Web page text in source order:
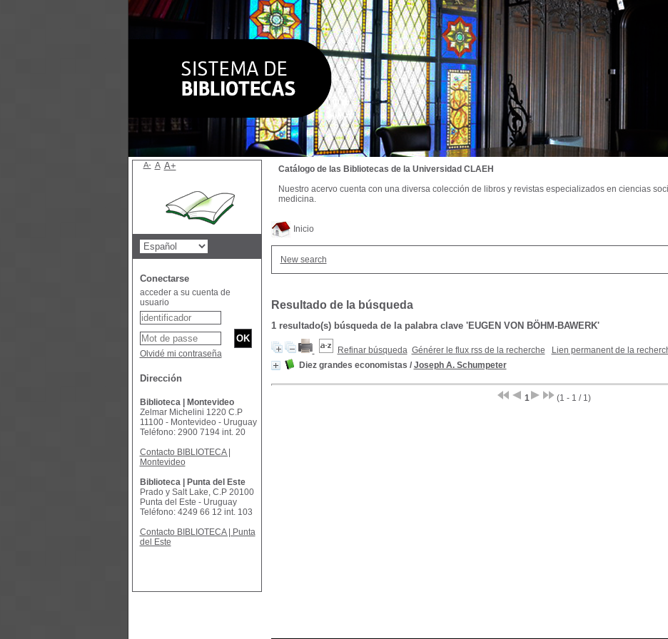
Inicio
New search
Resultado de la búsqueda
1 resultado(s) búsqueda de la palabra clave 'EUGEN VON BÖHM-BAWERK'
Refinar búsqueda Générer le flux rss de la recherche Lien permanent de la
Diez grandes economistas / Joseph A. Schumpeter
1 (1 - 1 / 1)
Catálogo de las Bibliotecas de la Universidad CLAEH
Nuestro acervo cuenta con una diversa colección de libros y revistas especializados en ciencias
medicina.
A- A A+
Conectarse
acceder a su cuenta de
usuario
Olvidé mi contraseña
Dirección
Biblioteca | Montevideo
Zelmar Michelini 1220 C.P
11100 - Montevideo - Uruguay
Teléfono: 2900 7194 int. 20
Contacto BIBLIOTECA |
Montevideo
Biblioteca | Punta del Este
Prado y Salt Lake, C.P 20100
Punta del Este - Uruguay
Teléfono: 4249 66 12 int. 103
Contacto BIBLIOTECA | Punta
del Este